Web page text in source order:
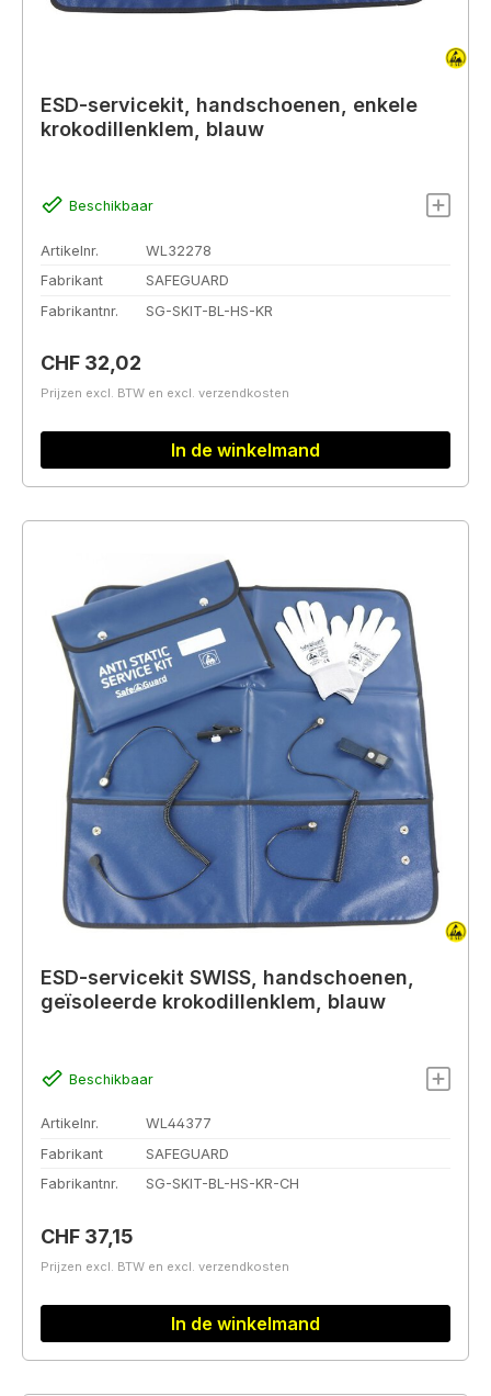
ESD-servicekit, handschoenen, enkele
krokodillenklem, blauw
Beschikbaar
Artikelnr.
WL32278
Fabrikant
SAFEGUARD
Fabrikantnr.
SG-SKIT-BL-HS-KR
Normale prijs:
CHF 32,02
Prijzen excl. BTW en excl. verzendkosten
In de winkelmand
ESD-servicekit SWISS, handschoenen,
geïsoleerde krokodillenklem, blauw
Beschikbaar
Artikelnr.
WL44377
Fabrikant
SAFEGUARD
Fabrikantnr.
SG-SKIT-BL-HS-KR-CH
Normale prijs:
CHF 37,15
Prijzen excl. BTW en excl. verzendkosten
In de winkelmand